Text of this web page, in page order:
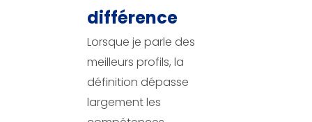
différence
Lorsque je parle des
meilleurs profils, la
définition dépasse
largement les